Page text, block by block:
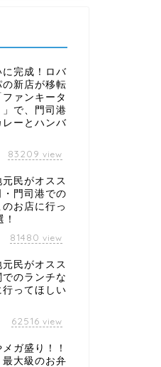
に完成！ロバ
新店が移転
ァンキータ
で、門司港
ーとハンバ
83209 view
元民がオスス
・門司港での
お店に行っ
81480 view
元民がオスス
でのランチな
行ってほしい
62516 view
ガ盛り！！
大級のお弁